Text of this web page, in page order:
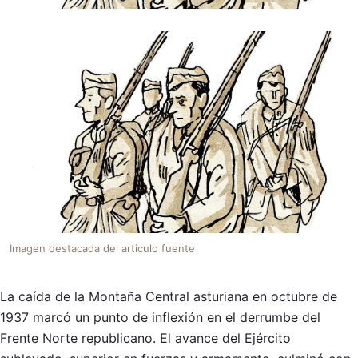
Imagen destacada del articulo fuente
La caída de la Montaña Central asturiana en octubre de
1937 marcó un punto de inflexión en el derrumbe del
Frente Norte republicano. El avance del Ejército